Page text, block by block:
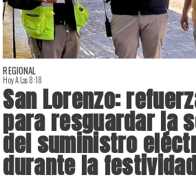
REGIONAL
Hoy A Las 8:18
San Lorenzo:
para resguardar la
del suministro
durante la festividad